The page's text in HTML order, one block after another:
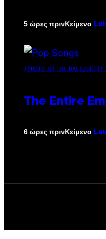
5 ώρες πρινΚείμενο
(PHOTO BY JO HALE/GETTY
The Entire
6 ώρες πρινΚείμενο